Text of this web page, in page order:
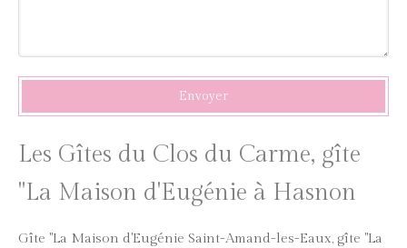
Envoyer
Les Gîtes du Clos du Carme, gîte
"La Maison d'Eugénie à Hasnon
Gîte "La Maison d'Eugénie Saint-Amand-les-Eaux, gîte "La